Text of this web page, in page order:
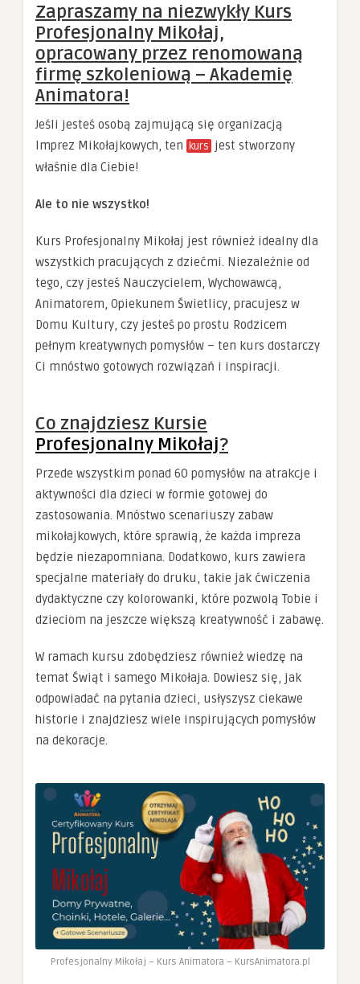
Zapraszamy na niezwykły Kurs
Profesjonalny Mikołaj,
opracowany przez renomowaną
firmę szkoleniową – Akademię
Animatora!
Jeśli jesteś osobą zajmującą się organizacją
Imprez Mikołajkowych, ten
kurs jest stworzony
właśnie dla Ciebie!
Ale to nie wszystko!
Kurs Profesjonalny Mikołaj jest również idealny dla
wszystkich pracujących z dziećmi. Niezależnie od
tego, czy jesteś Nauczycielem, Wychowawcą,
Animatorem, Opiekunem Świetlicy, pracujesz w
Domu Kultury, czy jesteś po prostu Rodzicem
pełnym kreatywnych pomysłów – ten kurs dostarczy
Ci mnóstwo gotowych rozwiązań i inspiracji.
Co znajdziesz Kursie
Profesjonalny Mikołaj?
Przede wszystkim ponad 60 pomysłów na atrakcje i
aktywności dla dzieci w formie gotowej do
zastosowania. Mnóstwo scenariuszy zabaw
mikołajkowych, które sprawią, że każda impreza
będzie niezapomniana. Dodatkowo, kurs zawiera
specjalne materiały do druku, takie jak ćwiczenia
dydaktyczne czy kolorowanki, które pozwolą Tobie i
dzieciom na jeszcze większą kreatywność i zabawę.
W ramach kursu zdobędziesz również wiedzę na
temat Świąt i samego Mikołaja. Dowiesz się, jak
odpowiadać na pytania dzieci, usłyszysz ciekawe
historie i znajdziesz wiele inspirujących pomysłów
na dekoracje.
Profesjonalny Mikołaj – Kurs Animatora – KursAnimatora.pl